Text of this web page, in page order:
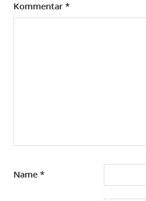
Kommentar *
Name *